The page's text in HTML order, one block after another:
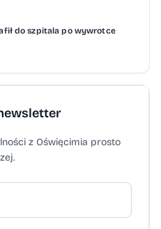
do szpitala po wywrotce
z Oświęcimia prosto